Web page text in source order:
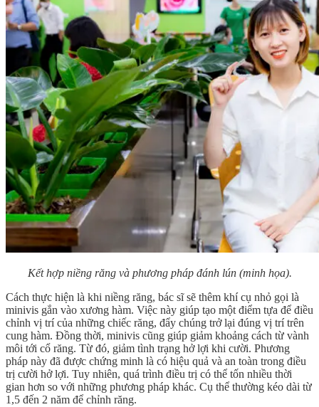
Kết hợp niềng răng và phương pháp đánh lún (minh họa).
Cách thực hiện là khi niềng răng, bác sĩ sẽ thêm khí cụ nhỏ gọi là
minivis gắn vào xương hàm. Việc này giúp tạo một điểm tựa để điều
chỉnh vị trí của những chiếc răng, đẩy chúng trở lại đúng vị trí trên
cung hàm. Đồng thời, minivis cũng giúp giảm khoảng cách từ vành
môi tới cổ răng. Từ đó, giảm tình trạng hở lợi khi cười. Phương
pháp này đã được chứng minh là có hiệu quả và an toàn trong điều
trị cười hở lợi. Tuy nhiên, quá trình điều trị có thể tốn nhiều thời
gian hơn so với những phương pháp khác. Cụ thể thường kéo dài từ
1,5 đến 2 năm để chỉnh răng.